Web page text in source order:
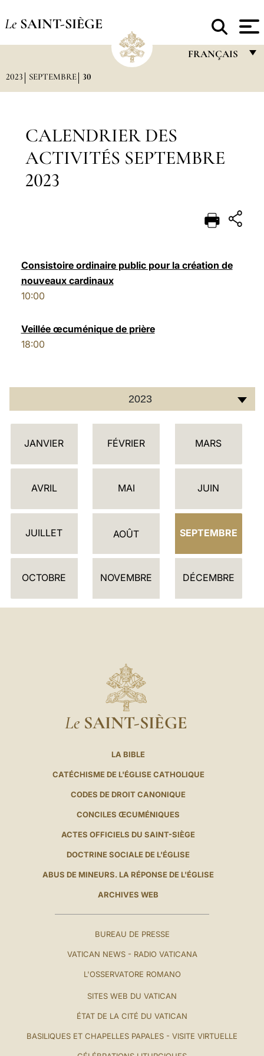
Le SAINT-SIÈGE
FRANÇAIS
POLSKI
中文
2023 SEPTEMBRE 30
CALENDRIER DES
ACTIVITÉS SEPTEMBRE
2023
Consistoire ordinaire public pour la création de
nouveaux cardinaux
10:00
Veillée œcuménique de prière
18:00
2023
C
L
D
I
JANVIER FÉVRIER MARS
AVRIL MAI JUIN
JUILLET AOÛT SEPTEMBRE
OCTOBRE NOVEMBRE DÉCEMBRE
Le SAINT-SIÈGE
LA BIBLE
CATÉCHISME DE L'ÉGLISE CATHOLIQUE
CODES DE DROIT CANONIQUE
CONCILES ŒCUMÉNIQUES
ACTES OFFICIELS DU SAINT-SIÈGE
DOCTRINE SOCIALE DE L'ÉGLISE
ABUS DE MINEURS. LA RÉPONSE DE L'ÉGLISE
ARCHIVES WEB
BUREAU DE PRESSE
VATICAN NEWS - RADIO VATICANA
L'OSSERVATORE ROMANO
SITES WEB DU VATICAN
ÉTAT DE LA CITÉ DU VATICAN
BASILIQUES ET CHAPELLES PAPALES - VISITE VIRTUELLE